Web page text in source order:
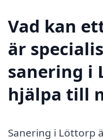
Vad kan
är
sanering i
hjälpa till
Sanering i Löttorp